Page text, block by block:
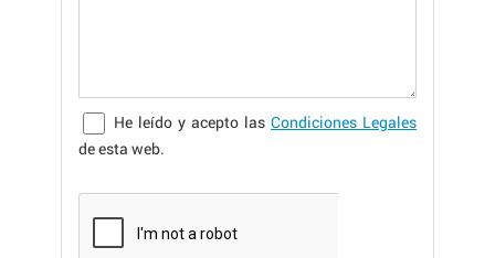
He leído y acepto las Condiciones Legales
de esta web.